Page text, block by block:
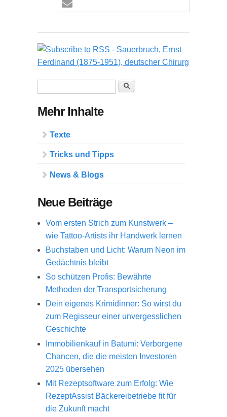
Suche
Mehr Inhalte
Texte
Tricks und Tipps
News & Blogs
Neue Beiträge
Vom ersten Strich zum Kunstwerk –
wie Tattoo-Artists ihr Handwerk lernen
Buchstaben und Licht: Warum Neon im
Gedächtnis bleibt
So schützen Profis: Bewährte
Methoden der Transportsicherung
Dein eigenes Krimidinner: So wirst du
zum Regisseur einer unvergesslichen
Geschichte
Immobilienkauf in Batumi: Verborgene
Chancen, die die meisten Investoren
2025 übersehen
Mit Rezeptsoftware zum Erfolg: Wie
RezeptAssist Bäckereibetriebe fit für
die Zukunft macht